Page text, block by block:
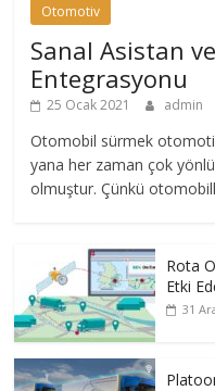
Otomotiv
Sanal Asistan
Entegrasyonu
25 Ocak 2021 admin
Otomobil sürmek
yana her zaman çok
olmuştur. Çünkü
Rota
Etki
31